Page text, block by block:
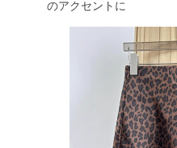
のアクセントに